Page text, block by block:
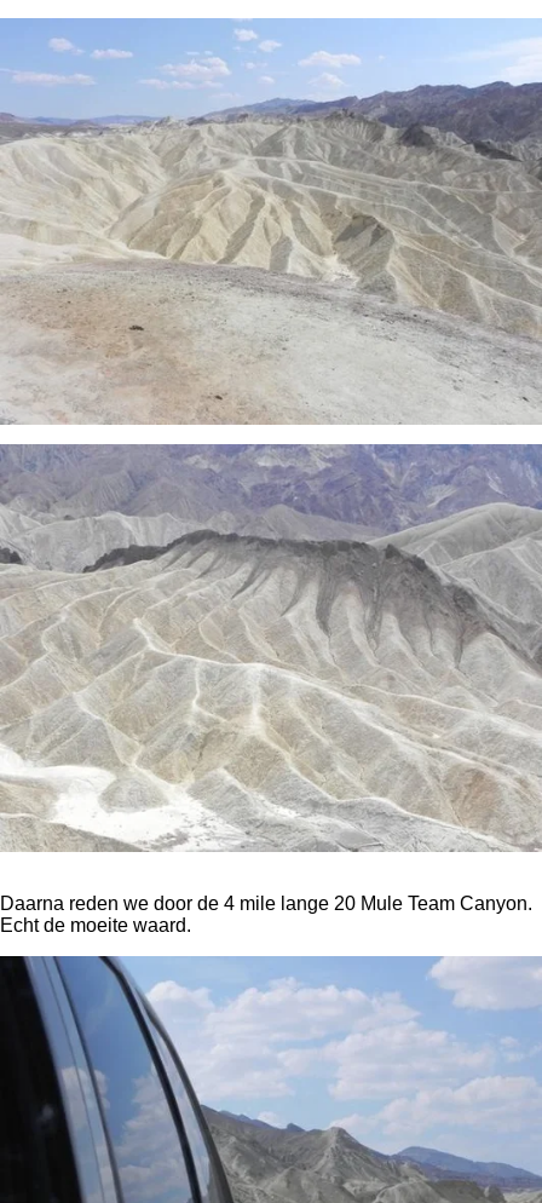
Daarna reden we door de 4 mile lange 20 Mule Team Canyon.
Echt de moeite waard.